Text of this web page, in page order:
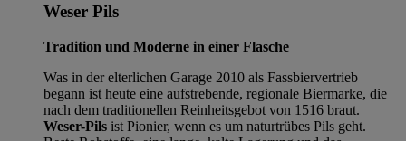
Weser Pils
Tradition und Moderne in einer Flasche
Was in der elterlichen Garage 2010 als Fassbiervertrieb
begann ist heute eine aufstrebende, regionale Biermarke, die
nach dem traditionellen Reinheitsgebot von 1516 braut.
Weser-Pils ist Pionier, wenn es um naturtrübes Pils geht.